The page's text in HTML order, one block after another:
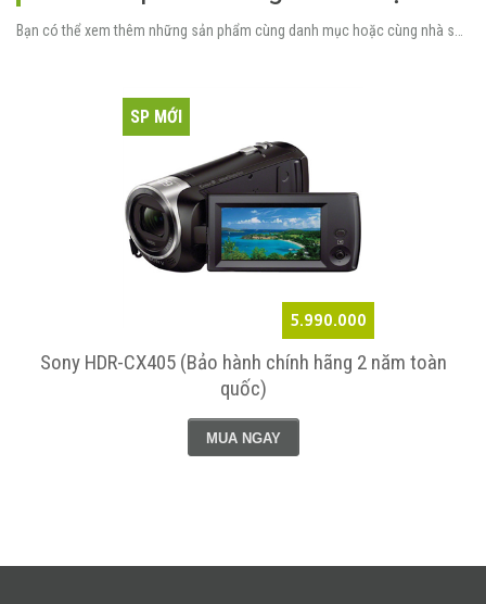
5.990.000
SP MỚI
Sony HDR-CX405 (Bảo hành chính hãng 2 năm toàn
quốc)
MUA NGAY